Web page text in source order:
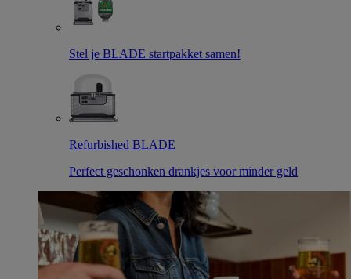
Stel je BLADE startpakket samen!
Refurbished BLADE
Perfect geschonken drankjes voor minder geld